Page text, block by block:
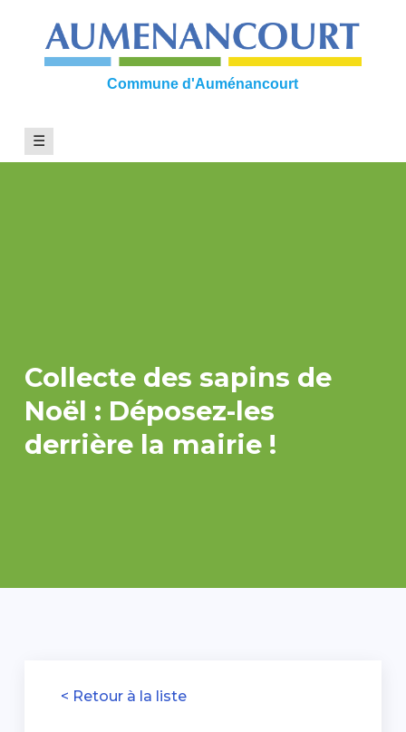
content
Commune d'Auménancourt
☰
Collecte des sapins de
Noël : Déposez-les
derrière la mairie !
< Retour à la liste